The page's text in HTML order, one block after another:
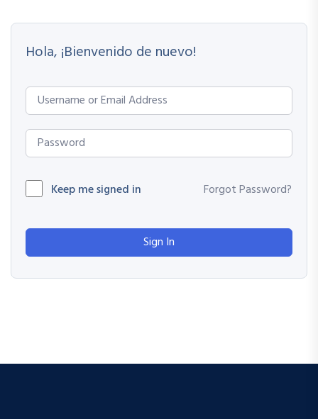
Hola, ¡Bienvenido de nuevo!
Keep me signed in Forgot Password?
Sign In